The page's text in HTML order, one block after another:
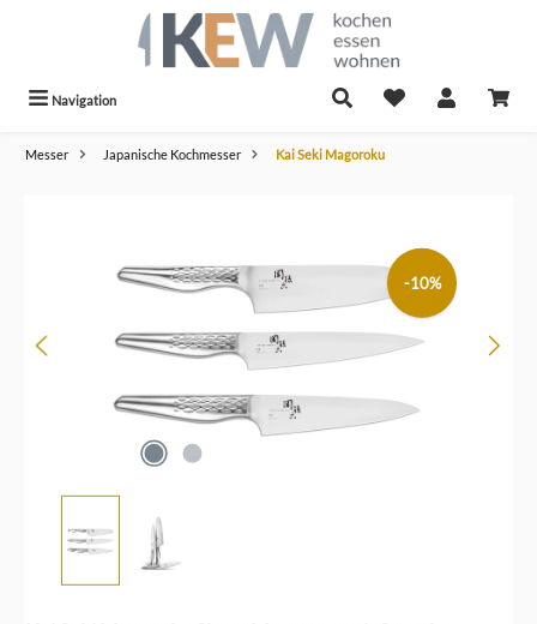
Navigation
Messer Japanische Kochmesser Kai Seki Magoroku
-10%